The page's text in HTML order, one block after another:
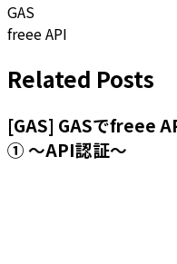
GAS
freee API
Related Posts
[GAS] GASでfreee
① 〜API認証〜